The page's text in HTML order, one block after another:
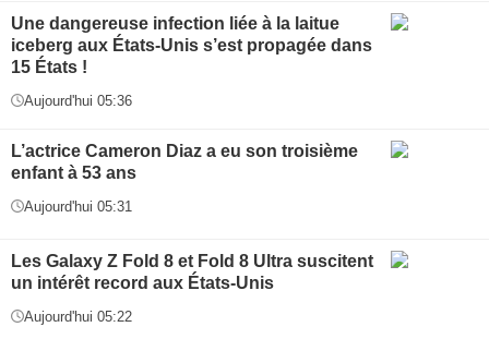
Une dangereuse infection liée à la laitue
iceberg aux États-Unis s’est propagée dans
15 États !
Aujourd'hui 05:36
L’actrice Cameron Diaz a eu son troisième
enfant à 53 ans
Aujourd'hui 05:31
Les Galaxy Z Fold 8 et Fold 8 Ultra suscitent
un intérêt record aux États-Unis
Aujourd'hui 05:22